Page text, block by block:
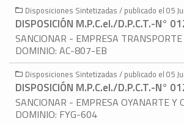
Disposiciones Sintetizadas / publicado el 05
DISPOSICIÓN M.P.C.eI./D.P.C.T.-N°
SANCIONAR - EMPRESA
DOMINIO: AC-807-EB
Disposiciones Sintetizadas / publicado el 05
DISPOSICIÓN M.P.C.eI./D.P.C.T.-N°
SANCIONAR - EMPRESA OYANARTE Y
DOMINIO: FYG-604